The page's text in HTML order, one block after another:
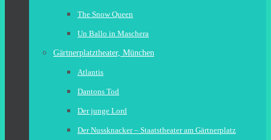
The Snow Queen
Un Ballo in Maschera
Gärtnerplatztheater, München
Atlantis
Dantons Tod
Der junge Lord
Der Nussknacker – Staatstheater am Gärtnerplatz